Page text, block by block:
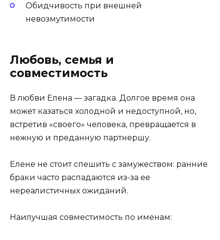
Обидчивость при внешней
невозмутимости
Любовь, семья и
совместимость
В любви Елена — загадка. Долгое время она
может казаться холодной и недоступной, но,
встретив «своего» человека, превращается в
нежную и преданную партнершу.
Елене не стоит спешить с замужеством: ранние
браки часто распадаются из-за ее
нереалистичных ожиданий.
Наилучшая совместимость по именам: